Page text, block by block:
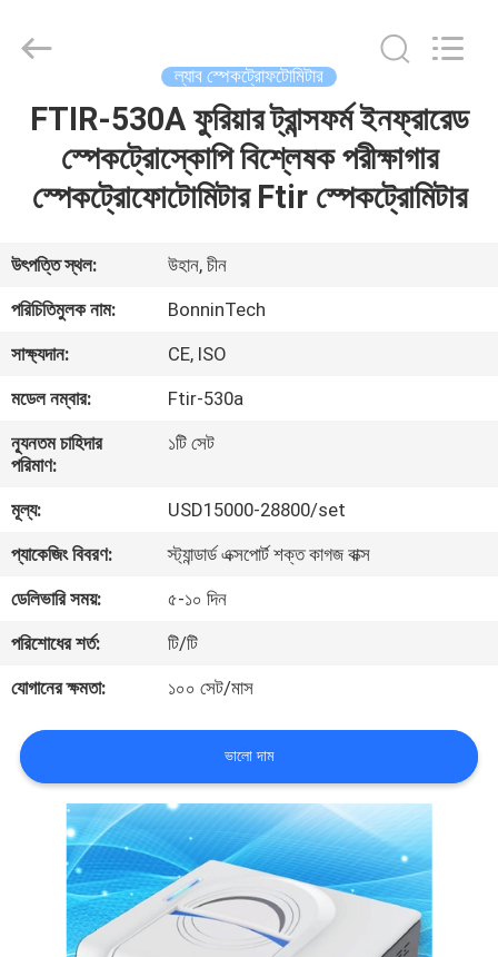
বাড়ি
পণ্য
ভিডিও
সম্পর্কে
কারখানা
মান
নিয়ন্ত্রণ
করুন
উদ্ধৃতির
আবেদন
Rights
Reserved.
ল্যাব স্পেকট্রোফটোমিটার
FTIR-530A ফুরিয়ার ট্রান্সফর্ম ইনফ্রারেড
স্পেকট্রোস্কোপি বিশ্লেষক পরীক্ষাগার
স্পেকট্রোফোটোমিটার Ftir স্পেকট্রোমিটার
উৎপত্তি স্থল:
উহান, চীন
পরিচিতিমুলক নাম:
BonninTech
সাক্ষ্যদান:
CE, ISO
মডেল নম্বার:
Ftir-530a
ন্যূনতম চাহিদার
পরিমাণ:
১টি সেট
মূল্য:
USD15000-28800/set
প্যাকেজিং বিবরণ:
স্ট্যান্ডার্ড এক্সপোর্ট শক্ত কাগজ বাক্স
ডেলিভারি সময়:
৫-১০ দিন
পরিশোধের শর্ত:
টি/টি
যোগানের ক্ষমতা:
১০০ সেট/মাস
ভালো দাম